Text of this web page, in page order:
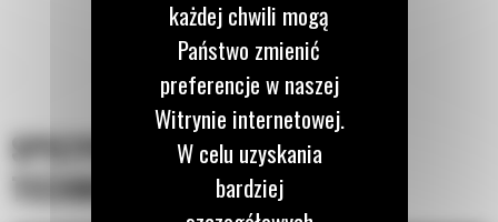
SPECYFIKACJA
TECHNICZNA
każdej chwili mogą
Państwo zmienić
preferencje w naszej
Witrynie internetowej.
W celu uzyskania
bardziej